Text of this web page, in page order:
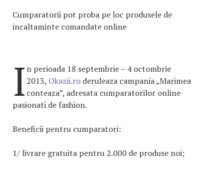
Cumparatorii pot proba pe loc produsele de
incaltaminte comandate online
I n perioada 18 septembrie – 4 octombrie
2013, Okazii.ro deruleaza campania „Marimea
conteaza”, adresata cumparatorilor online
pasionati de fashion.
Beneficii pentru cumparatori:
1/ livrare gratuita pentru 2.000 de produse noi;